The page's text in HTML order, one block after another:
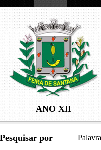
ANO XII
Pesquisar por Palavra